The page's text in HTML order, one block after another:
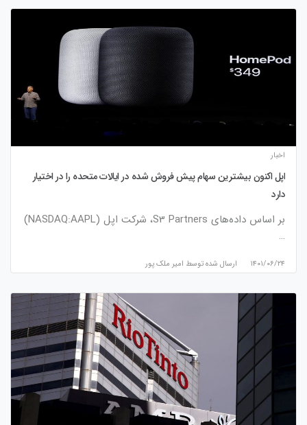
اخبار
اپل اکنون بیشترین سهام پیش فروش شده در ایالات متحده را در اختیار
دارد
بر اساس داده‌های S3 Partners، شرکت اپل (NASDAQ:AAPL)
…
۱۴۰۱/۰۶/۲۴ ارسال شده توسط امیر ملک پور